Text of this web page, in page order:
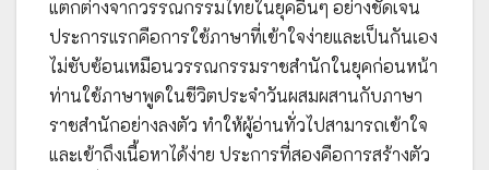
แตกต่างจากวรรณกรรมไทยในยุคอื่นๆ อย่างชัดเจน
ประการแรกคือการใช้ภาษาที่เข้าใจง่ายและเป็นกันเอง
ไม่ซับซ้อนเหมือนวรรณกรรมราชสำนักในยุคก่อนหน้า
ท่านใช้ภาษาพูดในชีวิตประจำวันผสมผสานกับภาษา
ราชสำนักอย่างลงตัว ทำให้ผู้อ่านทั่วไปสามารถเข้าใจ
และเข้าถึงเนื้อหาได้ง่าย ประการที่สองคือการสร้างตัว